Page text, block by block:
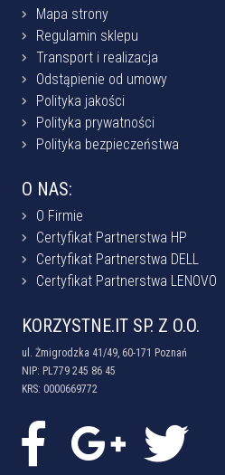
Mapa strony
Regulamin sklepu
Transport i realizacja
Odstąpienie od umowy
Polityka jakości
Polityka prywatności
Polityka bezpieczeństwa
O NAS:
O Firmie
Certyfikat Partnerstwa HP
Certyfikat Partnerstwa DELL
Certyfikat Partnerstwa LENOVO
KORZYSTNE.IT SP. Z O.O.
ul. Żmigrodzka 41/49, 60-171 Poznań
NIP: PL779 245 86 45
KRS: 0000669772